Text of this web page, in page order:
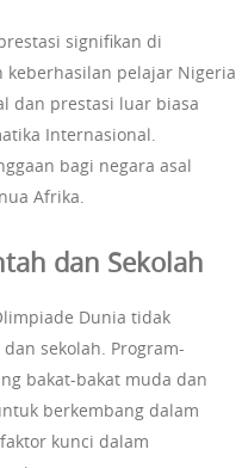
signifikan di
keberhasilan pelajar Nigeria
dan prestasi luar biasa
Internasional.
bagi negara asal
Afrika.
dan Sekolah
Dunia tidak
sekolah. Program-
bakat-bakat muda dan
berkembang dalam
kunci dalam